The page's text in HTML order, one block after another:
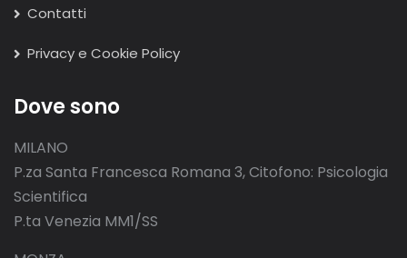
Contatti
Privacy e Cookie Policy
Dove sono
MILANO
P.za Santa Francesca Romana 3, Citofono: Psicologia
Scientifica
P.ta Venezia MM1/SS